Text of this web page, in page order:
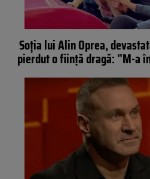
Soția lui Alin Oprea,
pierdut o ființă dragă: ”M-a